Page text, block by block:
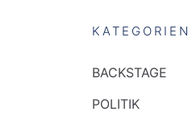
KATEGORIEN
BACKSTAGE
POLITIK